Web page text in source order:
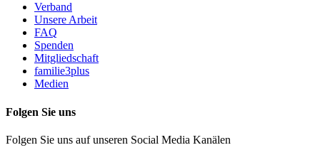
Verband
Unsere Arbeit
FAQ
Spenden
Mitgliedschaft
familie3plus
Medien
Folgen Sie uns
Folgen Sie uns auf unseren Social Media Kanälen